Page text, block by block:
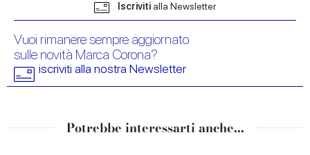
Iscriviti alla Newsletter
Vuoi rimanere sempre aggiornato
sulle novità Marca Corona?
iscriviti alla nostra Newsletter
Potrebbe interessarti anche...